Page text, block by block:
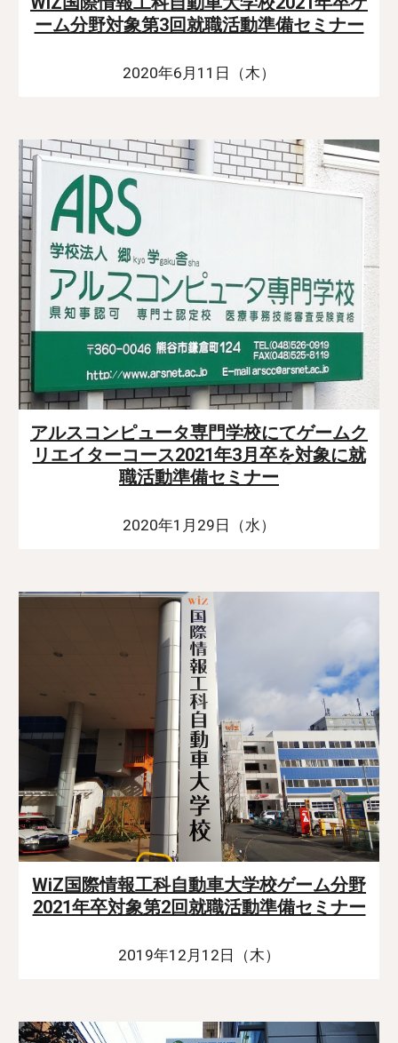
ーム分野対象第3回就職活動準備セミナー
2020年6月11日（木）
アルスコンピュータ専門学校にてゲームク
リエイターコース2021年3月卒を対象に就
職活動準備セミナー
2020年1月29日（水）
WiZ国際情報工科自動車大学校ゲーム分野
2021年卒対象第2回就職活動準備セミナー
2019年12月12日（木）